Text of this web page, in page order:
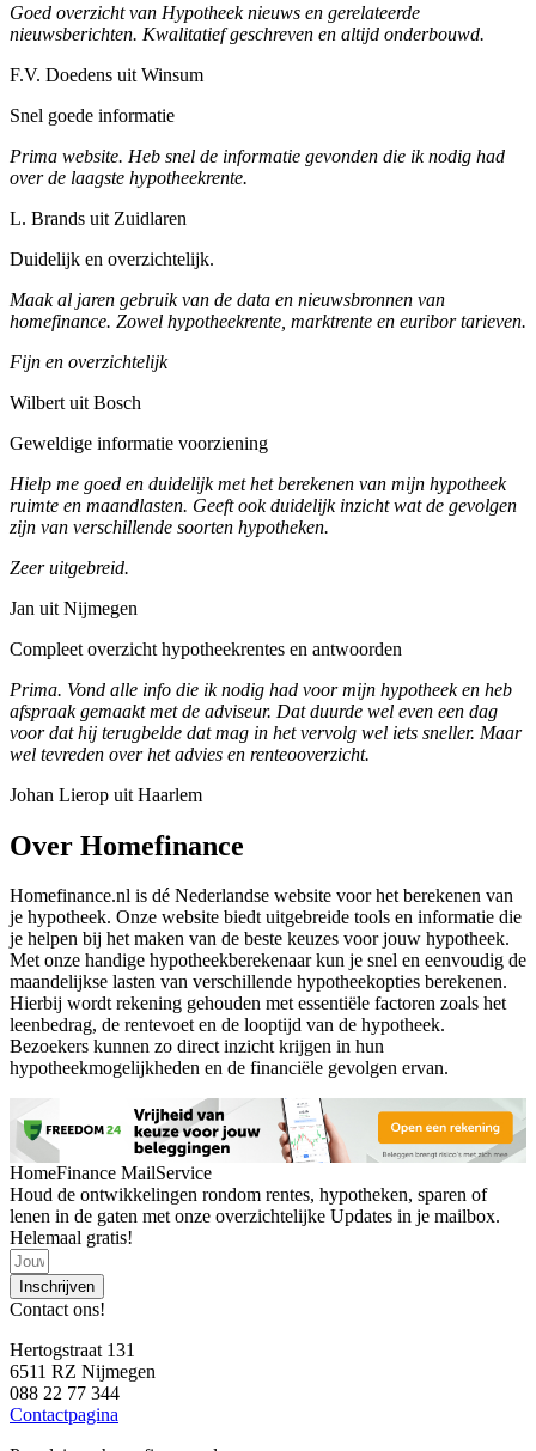
Goed overzicht van Hypotheek nieuws en gerelateerde
nieuwsberichten. Kwalitatief geschreven en altijd onderbouwd.
F.V. Doedens uit Winsum
Snel goede informatie
Prima website. Heb snel de informatie gevonden die ik nodig had
over de laagste hypotheekrente.
L. Brands uit Zuidlaren
Duidelijk en overzichtelijk.
Maak al jaren gebruik van de data en nieuwsbronnen van
homefinance. Zowel hypotheekrente, marktrente en euribor tarieven.
Fijn en overzichtelijk
Wilbert uit Bosch
Geweldige informatie voorziening
Hielp me goed en duidelijk met het berekenen van mijn hypotheek
ruimte en maandlasten. Geeft ook duidelijk inzicht wat de gevolgen
zijn van verschillende soorten hypotheken.
Zeer uitgebreid.
Jan uit Nijmegen
Compleet overzicht hypotheekrentes en antwoorden
Prima. Vond alle info die ik nodig had voor mijn hypotheek en heb
afspraak gemaakt met de adviseur. Dat duurde wel even een dag
voor dat hij terugbelde dat mag in het vervolg wel iets sneller. Maar
wel tevreden over het advies en renteooverzicht.
Johan Lierop uit Haarlem
Over Homefinance
Homefinance.nl is dé Nederlandse website voor het berekenen van
je hypotheek. Onze website biedt uitgebreide tools en informatie die
je helpen bij het maken van de beste keuzes voor jouw hypotheek.
Met onze handige hypotheekberekenaar kun je snel en eenvoudig de
maandelijkse lasten van verschillende hypotheekopties berekenen.
Hierbij wordt rekening gehouden met essentiële factoren zoals het
leenbedrag, de rentevoet en de looptijd van de hypotheek.
Bezoekers kunnen zo direct inzicht krijgen in hun
hypotheekmogelijkheden en de financiële gevolgen ervan.
HomeFinance MailService
Houd de ontwikkelingen rondom rentes, hypotheken, sparen of
lenen in de gaten met onze overzichtelijke Updates in je mailbox.
Helemaal gratis!
Inschrijven
Contact ons!
Hertogstraat 131
6511 RZ Nijmegen
088 22 77 344
Contactpagina